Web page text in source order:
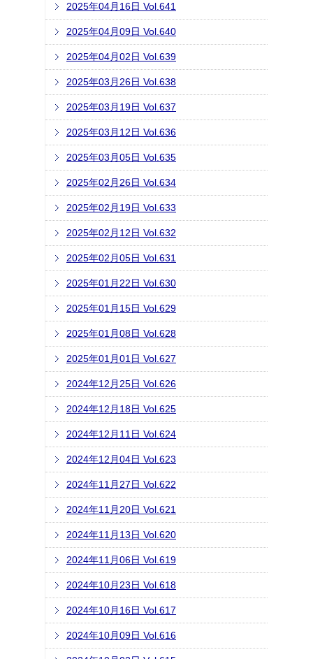
2025年04月16日 Vol.641
2025年04月09日 Vol.640
2025年04月02日 Vol.639
2025年03月26日 Vol.638
2025年03月19日 Vol.637
2025年03月12日 Vol.636
2025年03月05日 Vol.635
2025年02月26日 Vol.634
2025年02月19日 Vol.633
2025年02月12日 Vol.632
2025年02月05日 Vol.631
2025年01月22日 Vol.630
2025年01月15日 Vol.629
2025年01月08日 Vol.628
2025年01月01日 Vol.627
2024年12月25日 Vol.626
2024年12月18日 Vol.625
2024年12月11日 Vol.624
2024年12月04日 Vol.623
2024年11月27日 Vol.622
2024年11月20日 Vol.621
2024年11月13日 Vol.620
2024年11月06日 Vol.619
2024年10月23日 Vol.618
2024年10月16日 Vol.617
2024年10月09日 Vol.616